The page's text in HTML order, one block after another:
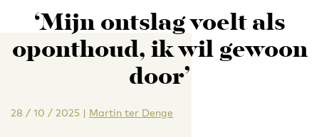
‘Mijn ontslag voelt als
oponthoud, ik wil gewoon
door’
28 / 10 / 2025 | Martin ter Denge